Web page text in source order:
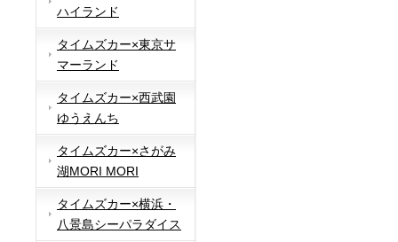
ハイランド
タイムズカー×東京サ
マーランド
タイムズカー×西武園
ゆうえんち
タイムズカー×さがみ
湖MORI MORI
タイムズカー×横浜・
八景島シーパラダイス